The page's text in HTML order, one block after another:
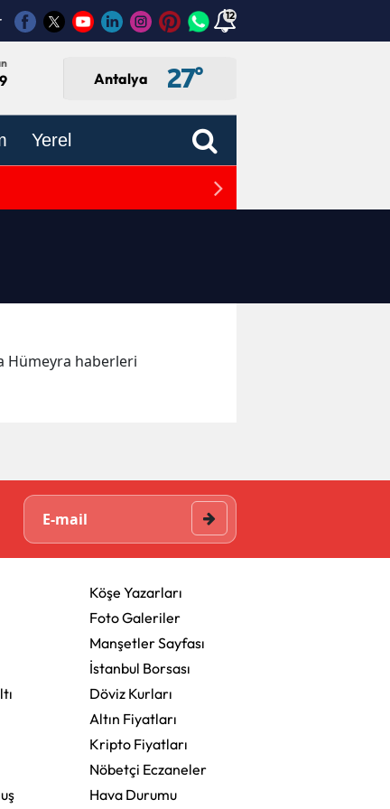
12
Antalya 27°
Yerel
Antalya Hali’nde Sebze
Hümeyra haberleri
Köşe Yazarları
Foto Galeriler
Manşetler Sayfası
İstanbul Borsası
Döviz Kurları
Altın Fiyatları
Kripto Fiyatları
Nöbetçi Eczaneler
Hava Durumu